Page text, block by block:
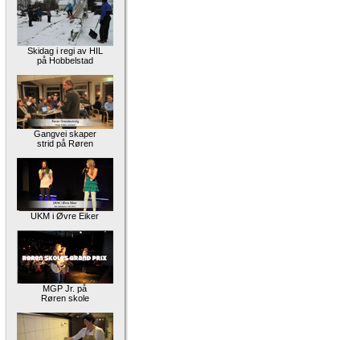
Skidag i regi av HIL
på Hobbelstad
Gangvei skaper
strid på Røren
UKM i Øvre Eiker
MGP Jr. på
Røren skole